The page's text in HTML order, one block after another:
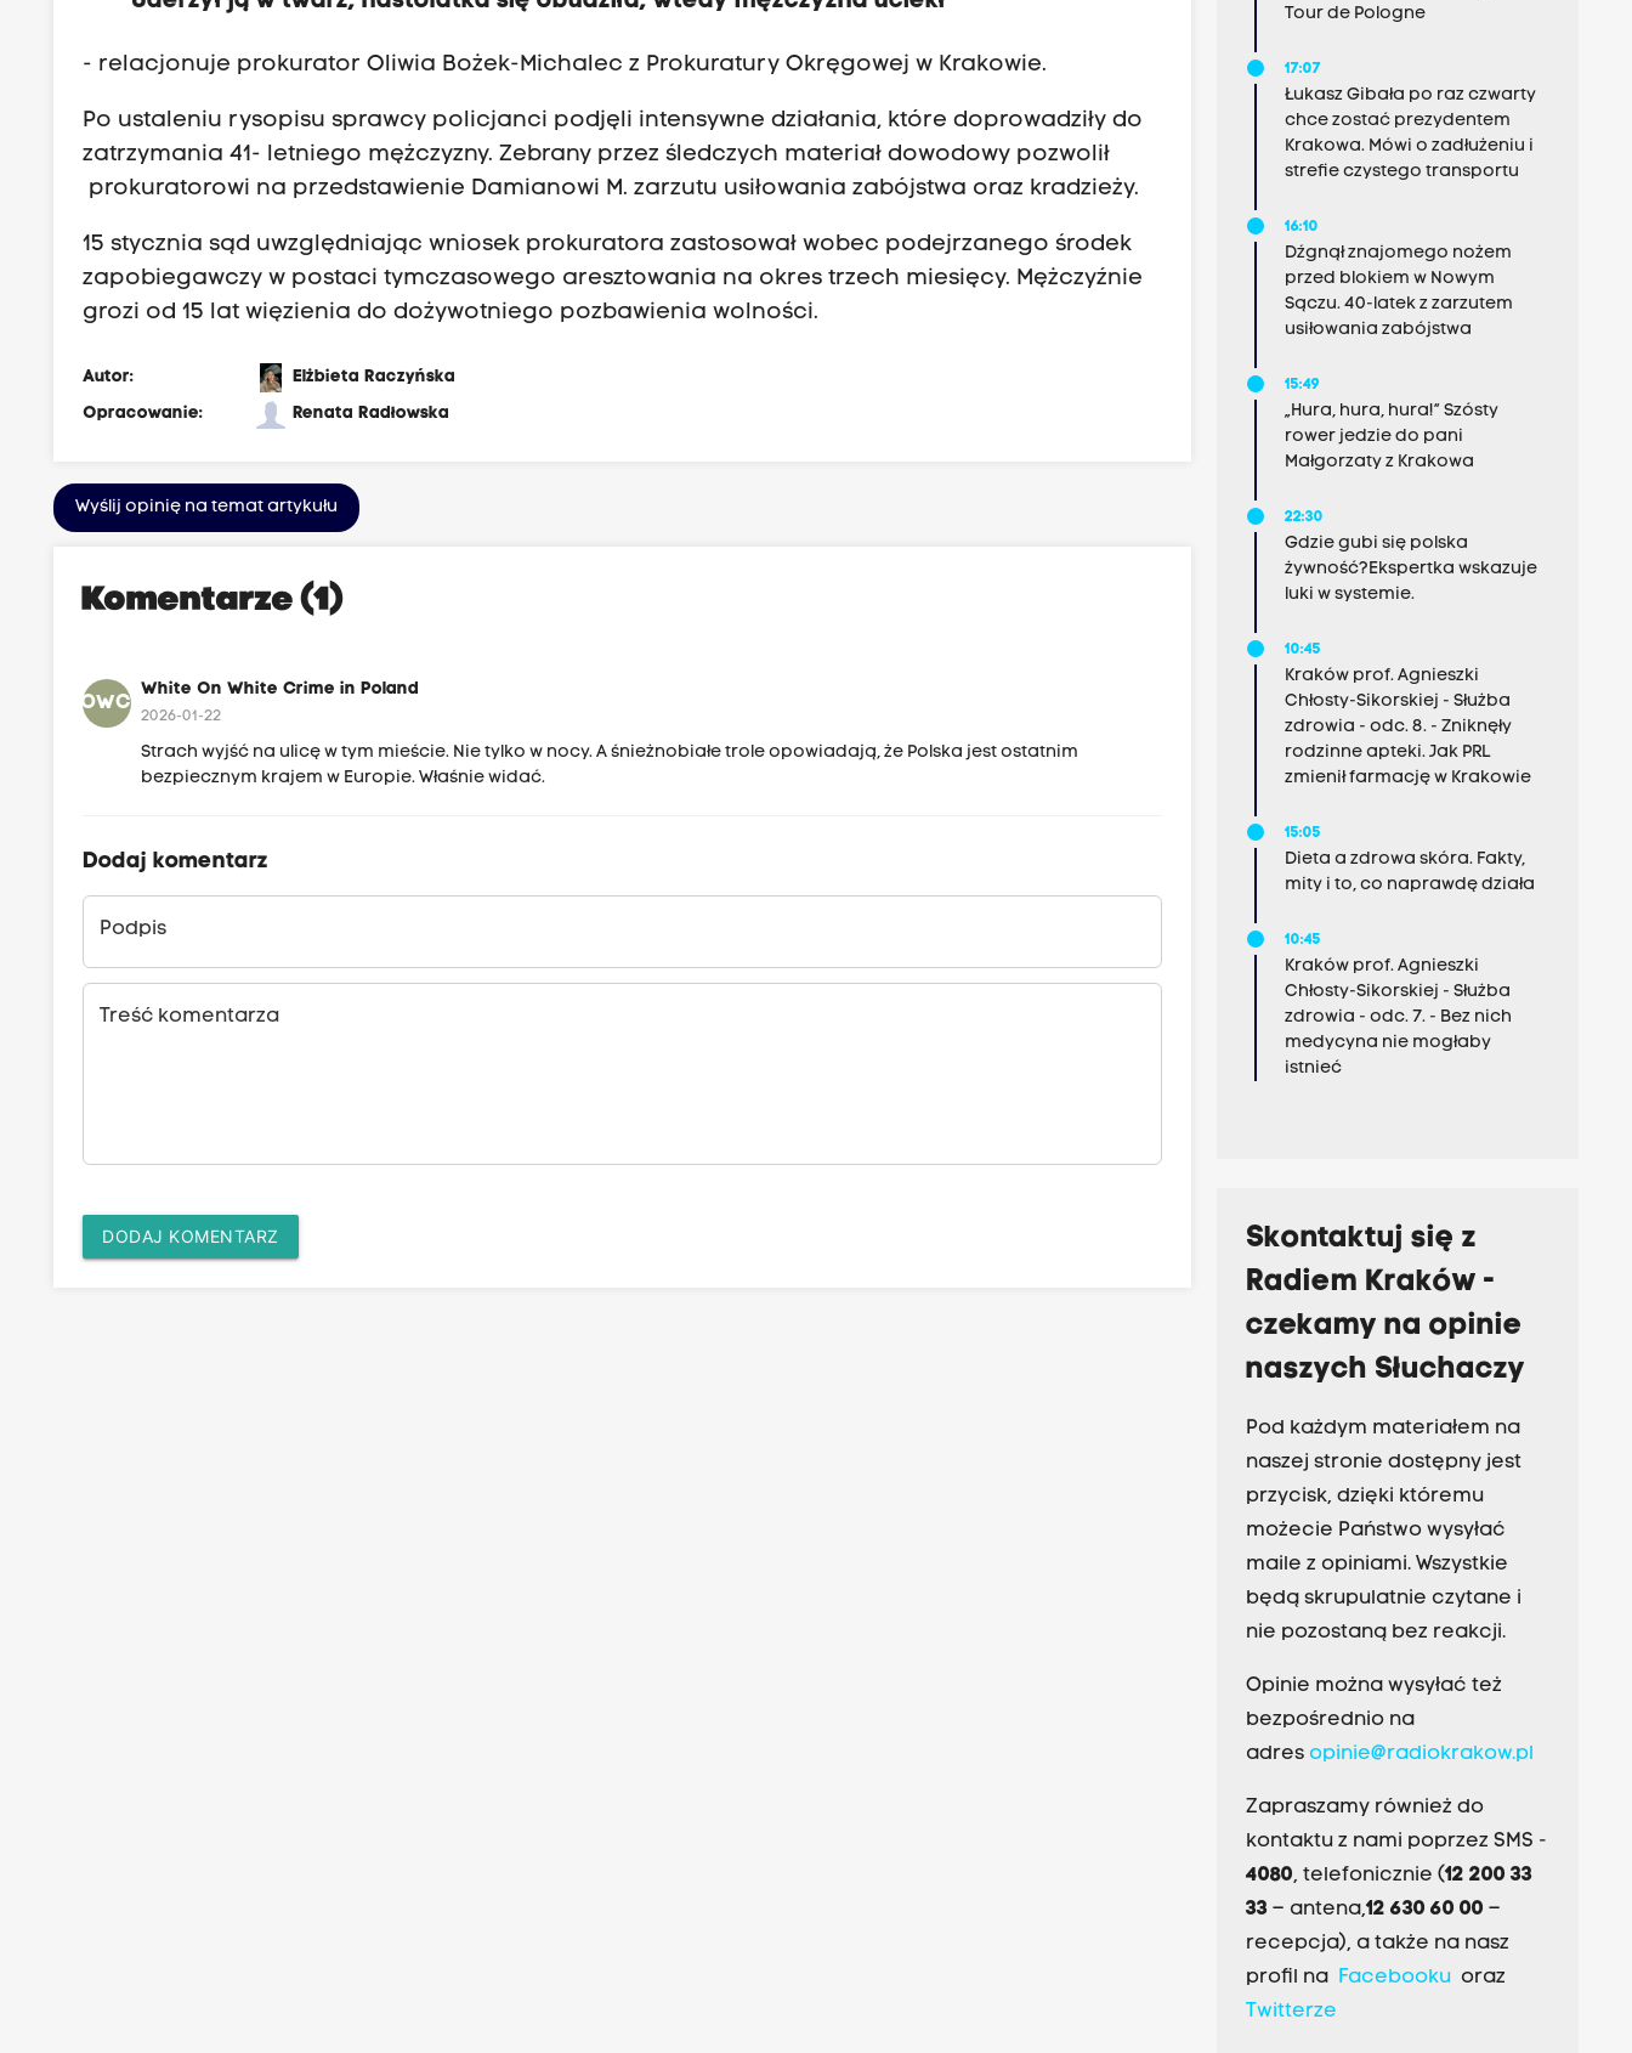
- relacjonuje prokurator Oliwia Bożek-Michalec z Prokuratury Okręgowej w Krakowie.
Po ustaleniu rysopisu sprawcy policjanci podjęli intensywne działania, które doprowadziły do
zatrzymania 41- letniego mężczyzny. Zebrany przez śledczych materiał dowodowy pozwolił
prokuratorowi na przedstawienie Damianowi M. zarzutu usiłowania zabójstwa oraz kradzieży.
15 stycznia sąd uwzględniając wniosek prokuratora zastosował wobec podejrzanego środek
zapobiegawczy w postaci tymczasowego aresztowania na okres trzech miesięcy. Mężczyźnie
grozi od 15 lat więzienia do dożywotniego pozbawienia wolności.
Autor:
Elżbieta Raczyńska
Opracowanie:
Renata Radłowska
Wyślij opinię na temat artykułu
Komentarze (1)
WOWCIP
White On White Crime in Poland
2026-01-22
Strach wyjść na ulicę w tym mieście. Nie tylko w nocy. A śnieżnobiałe trole opowiadają, że Polska jest ostatnim
bezpiecznym krajem w Europie. Właśnie widać.
Dodaj komentarz
Podpis
Treść komentarza
DODAJ KOMENTARZ
Tour de Pologne
17:07
Łukasz Gibała po raz czwarty
chce zostać prezydentem
Krakowa. Mówi o zadłużeniu i
strefie czystego transportu
16:10
Dźgnął znajomego nożem
przed blokiem w Nowym
Sączu. 40-latek z zarzutem
usiłowania zabójstwa
15:49
„Hura, hura, hura!” Szósty
rower jedzie do pani
Małgorzaty z Krakowa
22:30
Gdzie gubi się polska
żywność?Ekspertka wskazuje
luki w systemie.
10:45
Kraków prof. Agnieszki
Chłosty-Sikorskiej - Służba
zdrowia - odc. 8. - Zniknęły
rodzinne apteki. Jak PRL
zmienił farmację w Krakowie
15:05
Dieta a zdrowa skóra. Fakty,
mity i to, co naprawdę działa
10:45
Kraków prof. Agnieszki
Chłosty-Sikorskiej - Służba
zdrowia - odc. 7. - Bez nich
medycyna nie mogłaby
istnieć
Skontaktuj się z
Radiem Kraków -
czekamy na opinie
naszych Słuchaczy
Pod każdym materiałem na
naszej stronie dostępny jest
przycisk, dzięki któremu
możecie Państwo wysyłać
maile z opiniami. Wszystkie
będą skrupulatnie czytane i
nie pozostaną bez reakcji.
Opinie można wysyłać też
bezpośrednio na
adres opinie@radiokrakow.pl
Zapraszamy również do
kontaktu z nami poprzez SMS -
4080, telefonicznie (12 200 33
33– antena,12 630 60 00 –
recepcja), a także na nasz
profil na Facebookuoraz
Twitterze